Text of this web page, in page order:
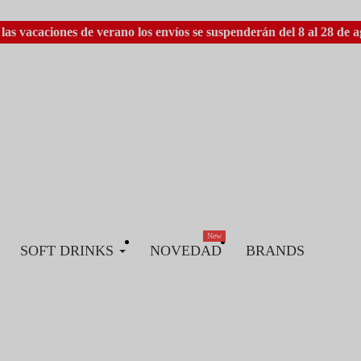
vacaciones de verano los envíos se suspenderán del 8 al 28 de
SOFT DRINKS NOVEDAD
New
BRANDS